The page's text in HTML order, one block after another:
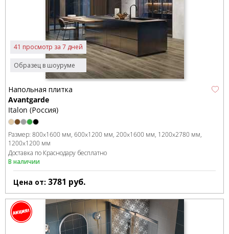
Образец в шоуруме
41 просмотр за 7 дней
Напольная плитка
Avantgarde
Italon (Россия)
Размер: 800x1600 мм 600x1200 мм 200x1600 мм 1200x2780 мм
1200x1200 мм
Доставка по Краснодару бесплатно
В наличии
Цена от: 3781 руб.